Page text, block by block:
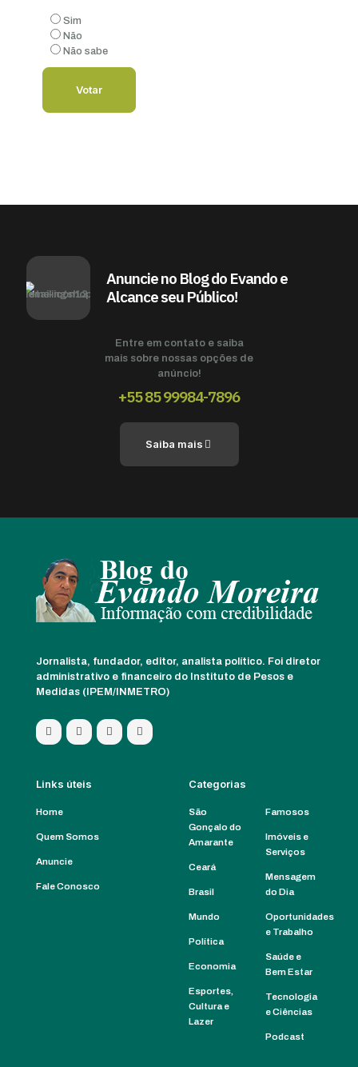
Sim
Não
Não sabe
Anuncie no Blog do Evando e
Alcance seu Público!
Entre em contato e saiba
mais sobre nossas opções de
anúncio!
+55 85 99984-7896
Saiba mais
Jornalista, fundador, editor, analista político. Foi diretor
administrativo e financeiro do Instituto de Pesos e
Medidas (IPEM/INMETRO)
Links úteis
Home
Quem Somos
Anuncie
Fale Conosco
Categorias
São
Gonçalo do
Amarante
Ceará
Brasil
Mundo
Política
Economia
Esportes,
Cultura e
Lazer
Famosos
Imóveis e
Serviços
Mensagem
do Dia
Oportunidades
e Trabalho
Saúde e
Bem Estar
Tecnologia
e Ciências
Podcast